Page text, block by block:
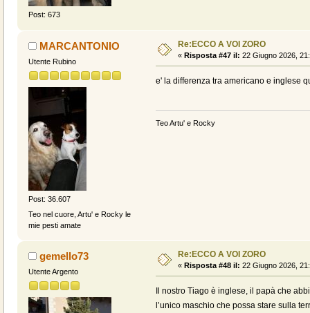
Post: 673
MARCANTONIO
Utente Rubino
Post: 36.607
Teo nel cuore, Artu' e Rocky le
mie pesti amate
Re:ECCO A VOI ZORO
« Risposta #47 il: 22 Giugno 2026,
e' la differenza tra americano e inglese
Teo Artu' e Rocky
gemello73
Utente Argento
Re:ECCO A VOI ZORO
« Risposta #48 il: 22 Giugno 2026,
Il nostro Tiago è inglese, il papà che
l’unico maschio che possa stare sulla